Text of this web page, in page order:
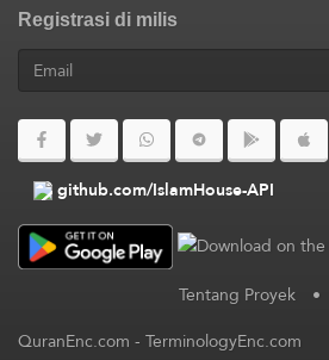
Registrasi di milis
github.com/IslamHouse-API
Tentang Proyek •
QuranEnc.com-TerminologyEnc.com